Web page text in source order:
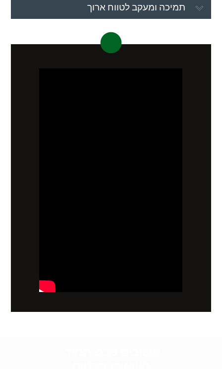
תמיכה ומעקב לטווח ארוך